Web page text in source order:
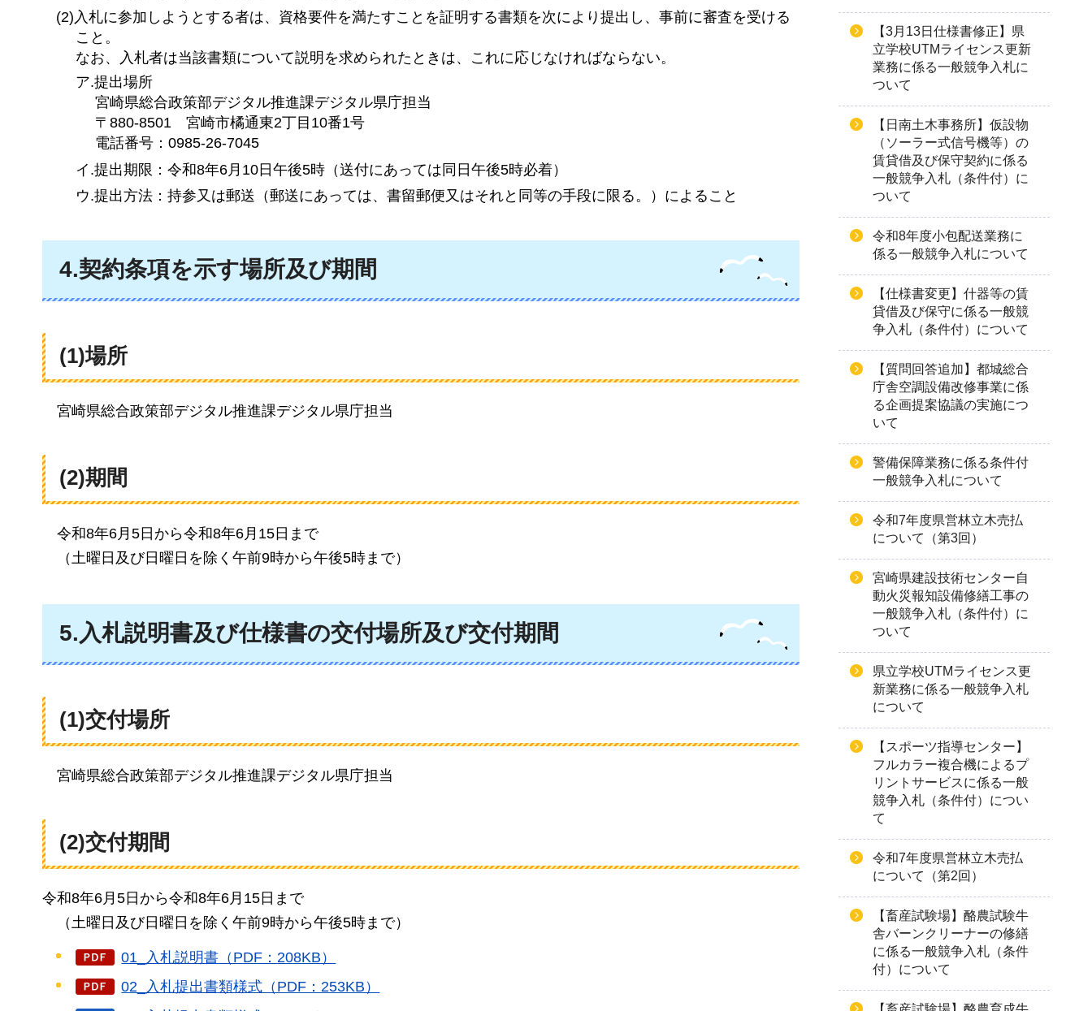
(2)入札に参加しようとする者は、資格要件を満たすことを証明する書類を次により提出し、事前に審査を受ける
こと。
なお、入札者は当該書類について説明を求められたときは、これに応じなければならない。
ア.提出場所
宮崎県総合政策部デジタル推進課デジタル県庁担当
〒880-8501
宮崎市橘通東2丁目10番1号
電話番号：0985-26-7045
イ.提出期限：令和8年6月10日午後5時（送付にあっては同日午後5時必着）
ウ.提出方法：持参又は郵送（郵送にあっては、書留郵便又はそれと同等の手段に限る。）によること
4.契約条項を示す場所及び期間
(1)場所
宮崎県総合政策部デジタル推進課デジタル県庁担当
(2)期間
令和8年6月5日から令和8年6月15日まで
（土曜日及び日曜日を除く午前9時から午後5時まで）
5.入札説明書及び仕様書の交付場所及び交付期間
(1)交付場所
宮崎県総合政策部デジタル推進課デジタル県庁担当
(2)交付期間
令和8年6月5日から令和8年6月15日まで
（土曜日及び日曜日を除く午前9時から午後5時まで）
01_入札説明書（PDF：208KB）
02_入札提出書類様式（PDF：253KB）
【3月13日仕様書修正】県
立学校UTMライセンス更新
業務に係る一般競争入札に
ついて
【日南土木事務所】仮設物
（ソーラー式信号機等）の
賃貸借及び保守契約に係る
一般競争入札（条件付）に
ついて
令和8年度小包配送業務に
係る一般競争入札について
【仕様書変更】什器等の賃
貸借及び保守に係る一般競
争入札（条件付）について
【質問回答追加】都城総合
庁舎空調設備改修事業に係
る企画提案協議の実施につ
いて
警備保障業務に係る条件付
一般競争入札について
令和7年度県営林立木売払
について（第3回）
宮崎県建設技術センター自
動火災報知設備修繕工事の
一般競争入札（条件付）に
ついて
県立学校UTMライセンス更
新業務に係る一般競争入札
について
【スポーツ指導センター】
フルカラー複合機によるプ
リントサービスに係る一般
競争入札（条件付）につい
て
令和7年度県営林立木売払
について（第2回）
【畜産試験場】酪農試験牛
舎バーンクリーナーの修繕
に係る一般競争入札（条件
付）について